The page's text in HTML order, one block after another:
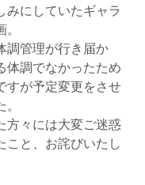
みにしていたギャラ
調管理が行き届か
体調でなかったため
すが予定変更をさせ
方々には大変ご迷惑
こと、お詫びいたし